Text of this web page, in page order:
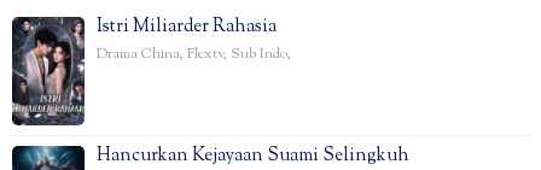
Istri Miliarder Rahasia
Drama China, Flextv, Sub Indo,
Hancurkan Kejayaan Suami Selingkuh